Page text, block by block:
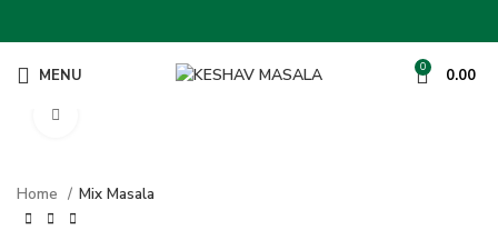
MENU 0 0.00
Home Mix Masala